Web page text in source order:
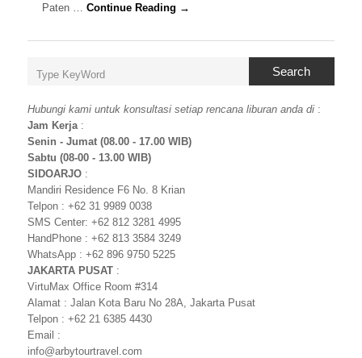
Paten …Continue Reading →
Search
Hubungi kami untuk konsultasi setiap rencana liburan anda di :
Jam Kerja:
Senin - Jumat (08.00 - 17.00 WIB)
Sabtu (08-00 - 13.00 WIB)
SIDOARJO :
Mandiri Residence F6 No. 8 Krian
Telpon : +62 31 9989 0038
SMS Center: +62 812 3281 4995
HandPhone : +62 813 3584 3249
WhatsApp : +62 896 9750 5225
JAKARTA PUSAT :
VirtuMax Office Room #314
Alamat : Jalan Kota Baru No 28A, Jakarta Pusat
Telpon : +62 21 6385 4430
Email :
info@arbytourtravel.com